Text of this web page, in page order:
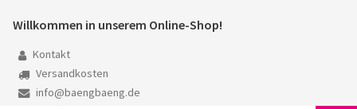
Willkommen in unserem Online-Shop!
Kontakt
Versandkosten
info@baengbaeng.de